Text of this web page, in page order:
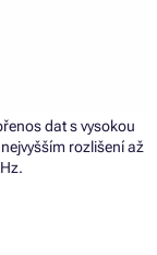
dat s vysokou
rozlišení až